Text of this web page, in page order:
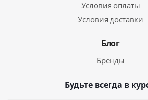
Условия оплаты
Условия доставки
Блог
Бренды
Будьте всегда в